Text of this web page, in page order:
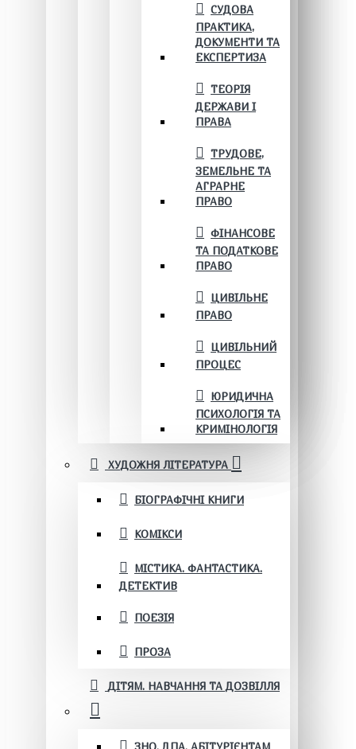
СУДОВА
ПРАКТИКА,
ДОКУМЕНТИ ТА
ЕКСПЕРТИЗА
ТЕОРІЯ
ДЕРЖАВИ І
ПРАВА
ТРУДОВЕ,
ЗЕМЕЛЬНЕ ТА
АГРАРНЕ
ПРАВО
ФІНАНСОВЕ
ТА ПОДАТКОВЕ
ПРАВО
ЦИВІЛЬНЕ
ПРАВО
ЦИВІЛЬНИЙ
ПРОЦЕС
ЮРИДИЧНА
ПСИХОЛОГІЯ ТА
КРИМІНОЛОГІЯ
ХУДОЖНЯ ЛІТЕРАТУРА
БІОГРАФІЧНІ КНИГИ
КОМІКСИ
МІСТИКА. ФАНТАСТИКА.
ДЕТЕКТИВ
ПОЕЗІЯ
ПРОЗА
ДІТЯМ. НАВЧАННЯ ТА ДОЗВІЛЛЯ